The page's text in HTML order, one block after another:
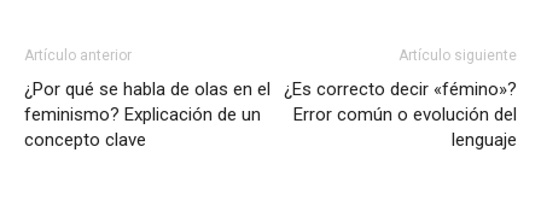
Artículo anterior
¿Por qué se habla de olas en el
feminismo? Explicación de un
concepto clave
Artículo siguiente
¿Es correcto decir «fémino»?
Error común o evolución del
lenguaje